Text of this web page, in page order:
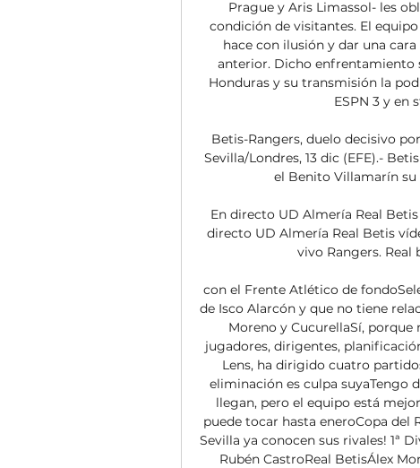
Prague y Aris Limassol- les
condición de visitantes. El
hace con ilusión y dar una
anterior. Dicho enfrentamiento
Honduras y su transmisión la
ESPN 3 y en
Betis-Rangers, duelo decisivo
Sevilla/Londres, 13 dic (EFE).-
el Benito Villamarín su
En directo UD Almería Real
directo UD Almería Real Betis
vivo Rangers. Real
con el Frente Atlético de
de Isco Alarcón y que no tiene
Moreno y CucurellaSí,
jugadores, dirigentes,
Lens, ha dirigido cuatro
eliminación es culpa suyaTengo
llegan, pero el equipo está
puede tocar hasta eneroCopa del
Sevilla ya conocen sus rivales! 1ª
Rubén CastroReal BetisÁlex